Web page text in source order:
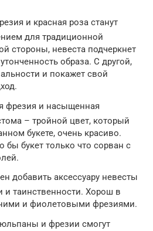
и красная роза станут
для традиционной
стороны, невеста подчеркнет
образа. С другой,
и покажет свой
фрезия и насыщенная
– тройной цвет, который
букете, очень красиво.
бы букет только что сорван с
добавить аксессуару невесты
и таинственности. Хорош в
и фиолетовыми фрезиями.
и фрезии смогут